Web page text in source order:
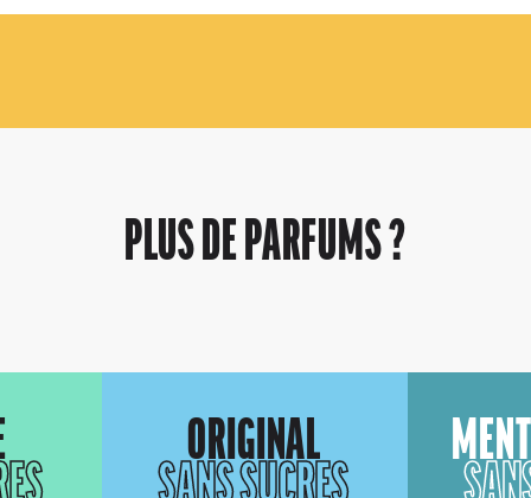
PLUS DE PARFUMS ?
ORIGINAL
SANS SUCRES